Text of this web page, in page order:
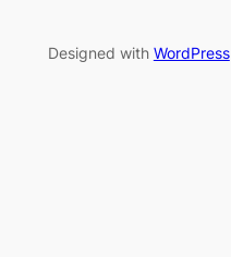
Designed with WordPress